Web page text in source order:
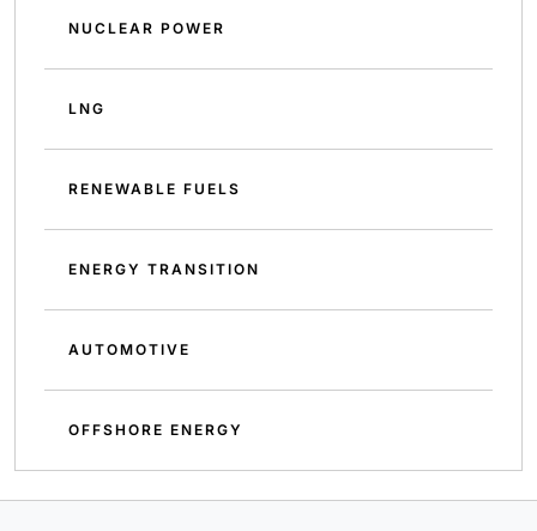
NUCLEAR POWER
LNG
RENEWABLE FUELS
ENERGY TRANSITION
AUTOMOTIVE
OFFSHORE ENERGY